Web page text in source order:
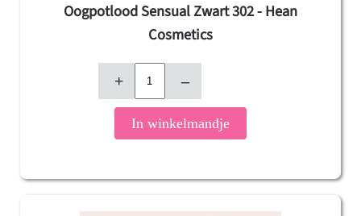
Oogpotlood Sensual Zwart 302 - Hean
Cosmetics
+ –
In winkelmandje